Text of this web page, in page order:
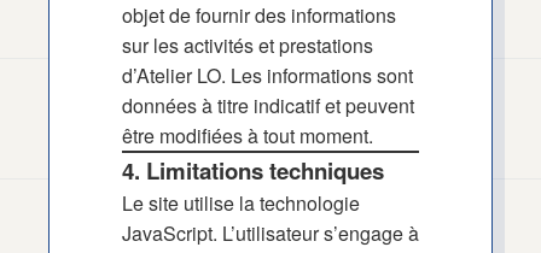
objet de fournir des informations
sur les activités et prestations
d’Atelier LO. Les informations sont
données à titre indicatif et peuvent
être modifiées à tout moment.
4. Limitations techniques
Le site utilise la technologie
JavaScript. L’utilisateur s’engage à